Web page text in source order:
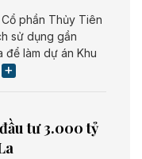
phần Thủy Tiên
sử dụng gần
để làm dự án Khu
tư 3.000 tỷ